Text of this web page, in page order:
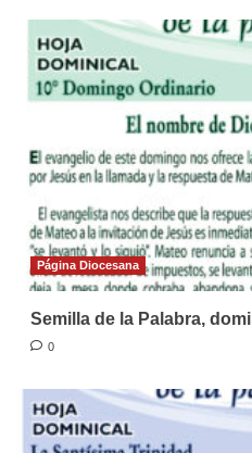
Página Diocesana
Semilla de la Palabra,
0